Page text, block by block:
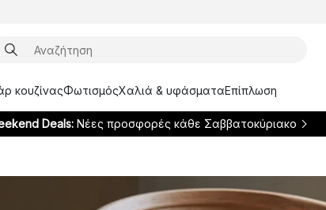
κουζίναςΦωτισμόςΧαλιά & υφάσματαΕπίπλωση
Deals: Νέες προσφορές κάθε Σαββατοκύριακο